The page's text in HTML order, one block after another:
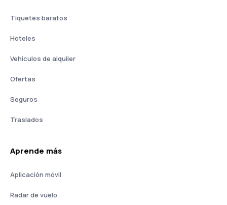
Tiquetes baratos
Hoteles
Vehículos de alquiler
Ofertas
Seguros
Traslados
Aprende más
Aplicación móvil
Radar de vuelo